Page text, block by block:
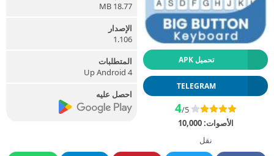
تحميل APK
TELEGRAM
4/5
الأصوات:10,000
نقل
18.77 MB
الإصدار
1.106
المتطلبات
Up Android 4
احصل عليه